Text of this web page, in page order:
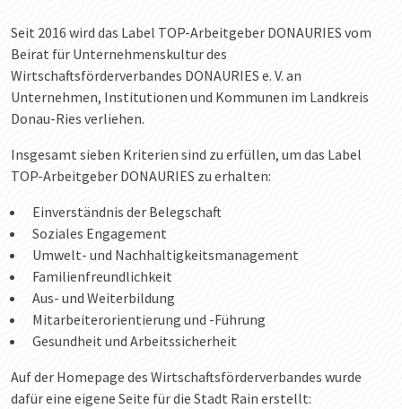
Seit 2016 wird das Label TOP-Arbeitgeber DONAURIES vom
Beirat für Unternehmenskultur des
Wirtschaftsförderverbandes DONAURIES e. V. an
Unternehmen, Institutionen und Kommunen im Landkreis
Donau-Ries verliehen.
Insgesamt sieben Kriterien sind zu erfüllen, um das Label
TOP-Arbeitgeber DONAURIES zu erhalten:
Einverständnis der Belegschaft
Soziales Engagement
Umwelt- und Nachhaltigkeitsmanagement
Familienfreundlichkeit
Aus- und Weiterbildung
Mitarbeiterorientierung und -Führung
Gesundheit und Arbeitssicherheit
Auf der Homepage des Wirtschaftsförderverbandes wurde
dafür eine eigene Seite für die Stadt Rain erstellt: